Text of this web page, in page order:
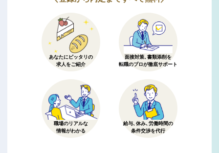
あなたにピッタリの
求人をご紹介
面接対策、書類添削を
転職のプロが徹底サポート
職場のリアルな
情報がわかる
給与、休み、労働時間の
条件交渉を代行